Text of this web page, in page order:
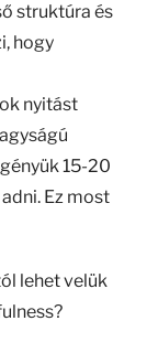
struktúra és
hogy
nyitást
15-20
Ez most
lehet velük